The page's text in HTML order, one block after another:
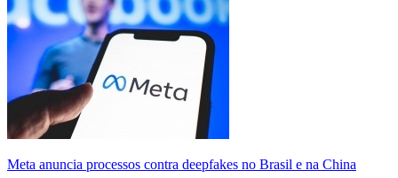
Meta anuncia processos contra deepfakes no Brasil e na China